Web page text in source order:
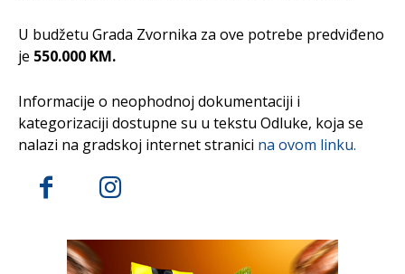
U budžetu Grada Zvornika za ove potrebe predviđeno
je 550.000 KM.
Informacije o neophodnoj dokumentaciji i
kategorizaciji dostupne su u tekstu Odluke, koja se
nalazi na gradskoj internet stranici na ovom linku.